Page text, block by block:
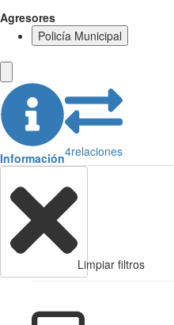
Agresores
Policía Municipal
Información4relaciones
Limpiar filtros